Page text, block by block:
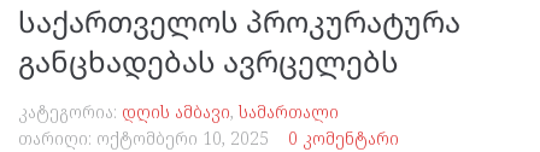
საქართველოს პროკურატურა
განცხადებას ავრცელებს
კატეგორია: დღის ამბავი, სამართალი
თარიღი: ოქტომბერი 10, 2025 0 კომენტარი